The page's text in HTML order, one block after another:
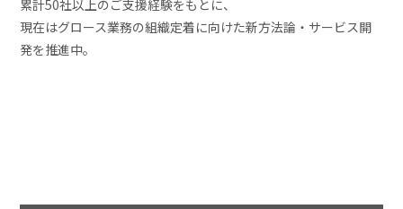
累計50社以上のご支援経験をもとに、
現在はグロース業務の組織定着に向けた新方法論・サービス開
発を推進中。